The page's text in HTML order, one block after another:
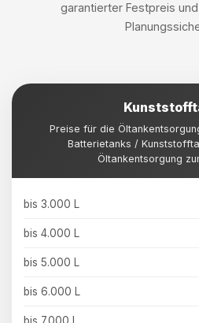
garantierter Festpreis
Preise für die
Batterietanks /
Öltankentsorgung
bis 3.000 L
bis 4.000 L
bis 5.000 L
bis 6.000 L